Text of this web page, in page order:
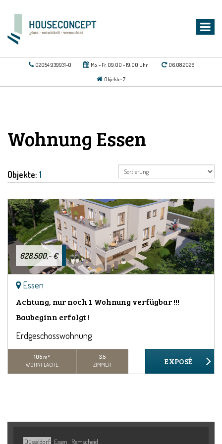
02054.939931-0 Mo. - Fr. 09.00 - 19.00 Uhr 06.08.2026
Objekte: 7
Wohnung Essen
Objekte: 1
628.500,- €
Essen
Achtung, nur noch 1 Wohnung verfügbar !!!
Baubeginn erfolgt !
Erdgeschosswohnung
105 m²
WOHNFLÄCHE
3,5
ZIMMER
Düsseldorf Essen Remscheid